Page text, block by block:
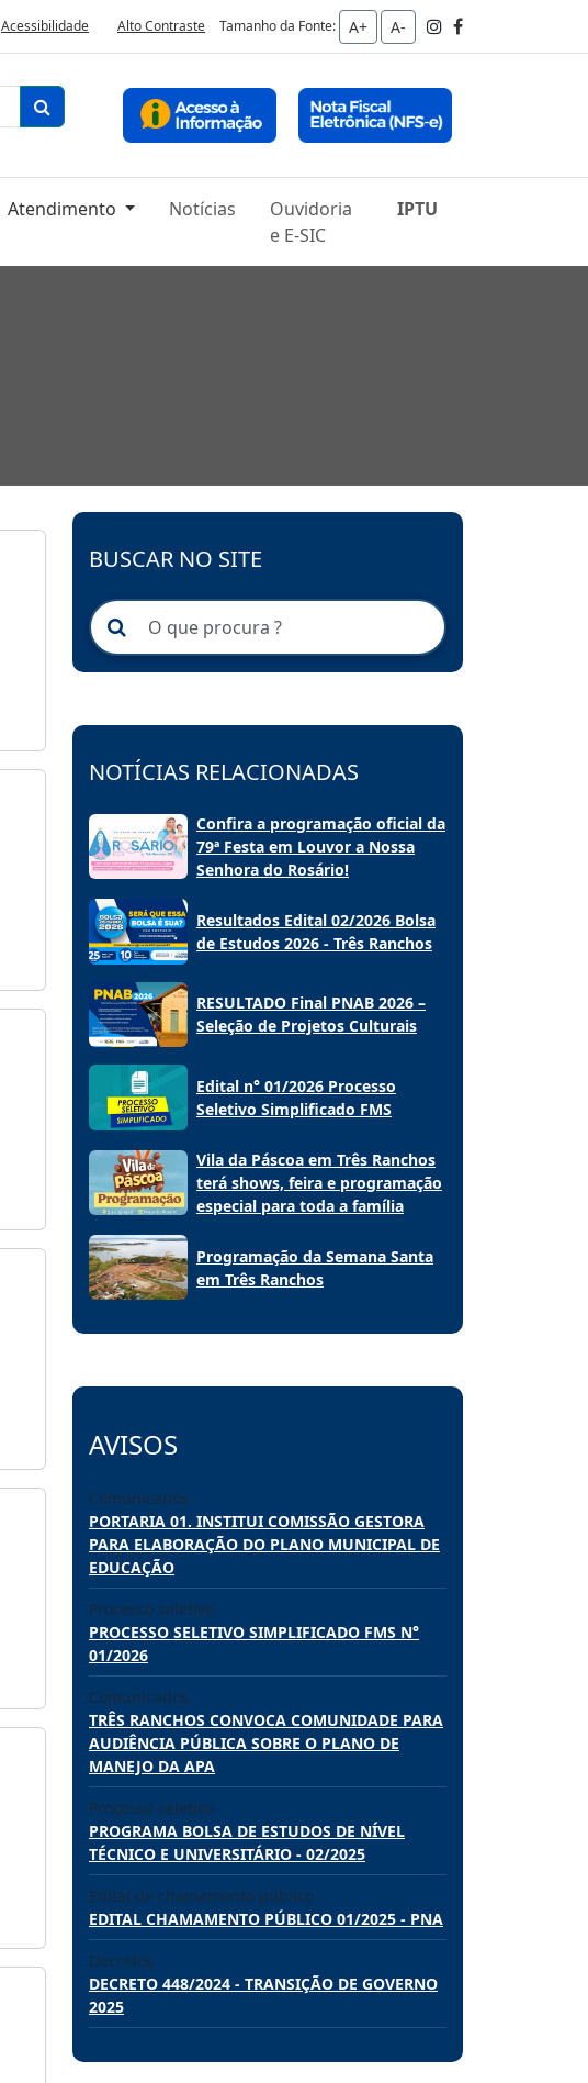
Acessibilidade Alto Contraste Tamanho da Fonte: A+ A-
Atendimento Notícias
Ouvidoria
e E-SIC
IPTU
BUSCAR NO SITE
NOTÍCIAS RELACIONADAS
Confira a programação oficial da
79ª Festa em Louvor a Nossa
Senhora do Rosário!
Resultados Edital 02/2026 Bolsa
de Estudos 2026 - Três Ranchos
RESULTADO Final PNAB 2026 –
Seleção de Projetos Culturais
Edital n° 01/2026 Processo
Seletivo Simplificado FMS
Vila da Páscoa em Três Ranchos
terá shows, feira e programação
especial para toda a família
Programação da Semana Santa
em Três Ranchos
AVISOS
Comunicados
PORTARIA 01. INSTITUI COMISSÃO GESTORA
PARA ELABORAÇÃO DO PLANO MUNICIPAL DE
EDUCAÇÃO
Processo seletivo
PROCESSO SELETIVO SIMPLIFICADO FMS N°
01/2026
Comunicados
TRÊS RANCHOS CONVOCA COMUNIDADE PARA
AUDIÊNCIA PÚBLICA SOBRE O PLANO DE
MANEJO DA APA
Processo seletivo
PROGRAMA BOLSA DE ESTUDOS DE NÍVEL
TÉCNICO E UNIVERSITÁRIO - 02/2025
Edital de chamamento público
EDITAL CHAMAMENTO PÚBLICO 01/2025 - PNA
Decretos
DECRETO 448/2024 - TRANSIÇÃO DE GOVERNO
2025